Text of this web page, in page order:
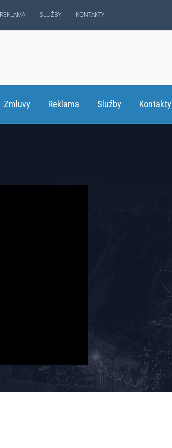
REKLAMA SLUŽBY KONTAKTY
Zmluvy Reklama Služby Kontakty